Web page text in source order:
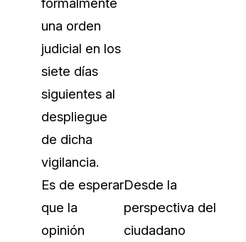
una orden
judicial en los
siete días
siguientes al
despliegue
de dicha
vigilancia.
Es de esperar
que la
opinión
Desde la
perspectiva del
ciudadano